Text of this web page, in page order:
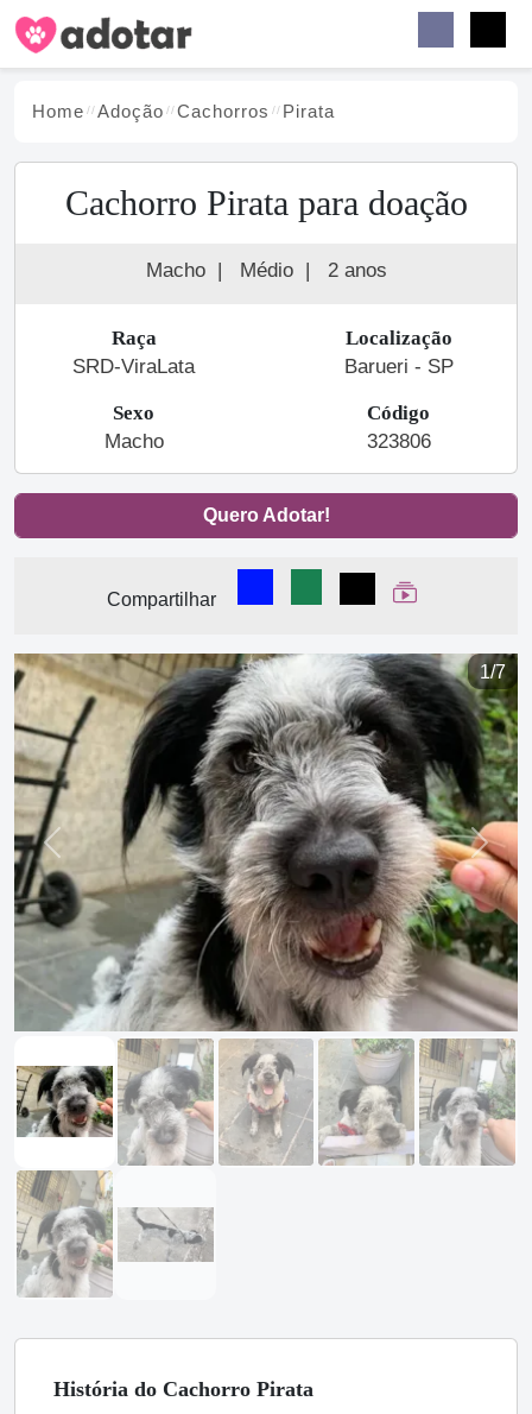
Home Adoção Cachorros Pirata
Cachorro Pirata para doação
Macho | Médio | 2 anos
Raça
SRD-ViraLata
Localização
Barueri - SP
Sexo
Macho
Código
323806
Quero Adotar!
Compartilhar
Compartilhar no Facebook
Compartilhar no
Compartilhar
Ver Web Story
1/7
Previous Next
História do Cachorro Pirata